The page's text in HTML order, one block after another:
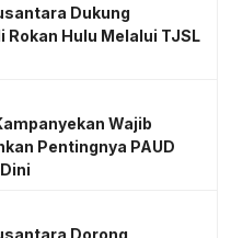
Dukung
Rokan Hulu Melalui TJSL
Wajib
Pentingnya PAUD
Dorong